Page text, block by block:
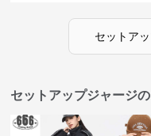
セットア
セットアップジャージ